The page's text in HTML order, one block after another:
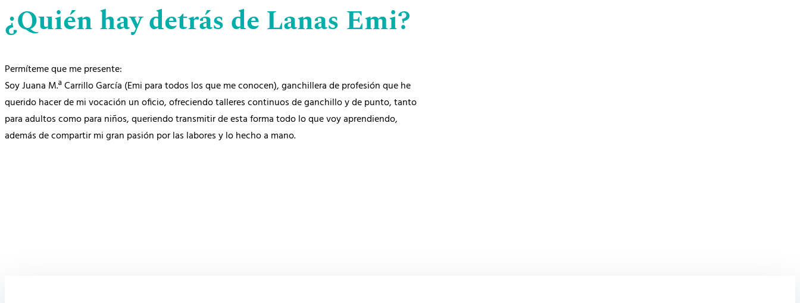
¿Quién hay detrás de Lanas Emi?
Permíteme que me presente:
Soy Juana M.ª Carrillo García (Emi para todos los que me conocen), ganchillera de profesión que he
querido hacer de mi vocación un oficio, ofreciendo talleres continuos de ganchillo y de punto, tanto
para adultos como para niños, queriendo transmitir de esta forma todo lo que voy aprendiendo,
además de compartir mi gran pasión por las labores y lo hecho a mano.